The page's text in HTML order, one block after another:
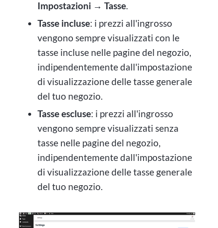
Impostazioni → Tasse.
Tasse incluse: i prezzi all'ingrosso
vengono sempre visualizzati con le
tasse incluse nelle pagine del negozio,
indipendentemente dall'impostazione
di visualizzazione delle tasse generale
del tuo negozio.
Tasse escluse: i prezzi all'ingrosso
vengono sempre visualizzati senza
tasse nelle pagine del negozio,
indipendentemente dall'impostazione
di visualizzazione delle tasse generale
del tuo negozio.